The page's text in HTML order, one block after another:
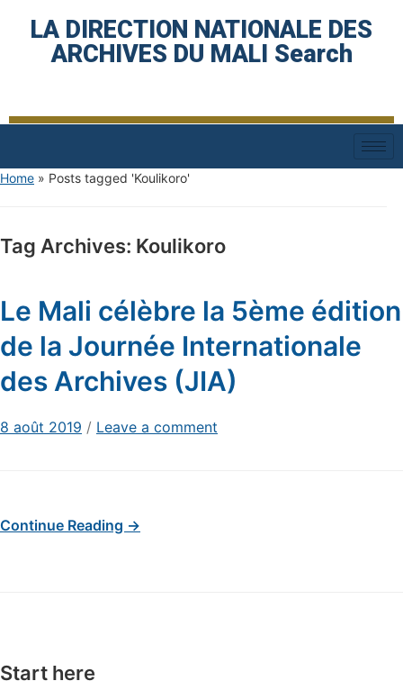
LA DIRECTION NATIONALE DES
ARCHIVES DU MALI Search
Home » Posts tagged 'Koulikoro'
Tag Archives: Koulikoro
Start here
Le Mali célèbre la 5ème édition
de la Journée Internationale
des Archives (JIA)
8 août 2019 / Leave a comment
Continue Reading →